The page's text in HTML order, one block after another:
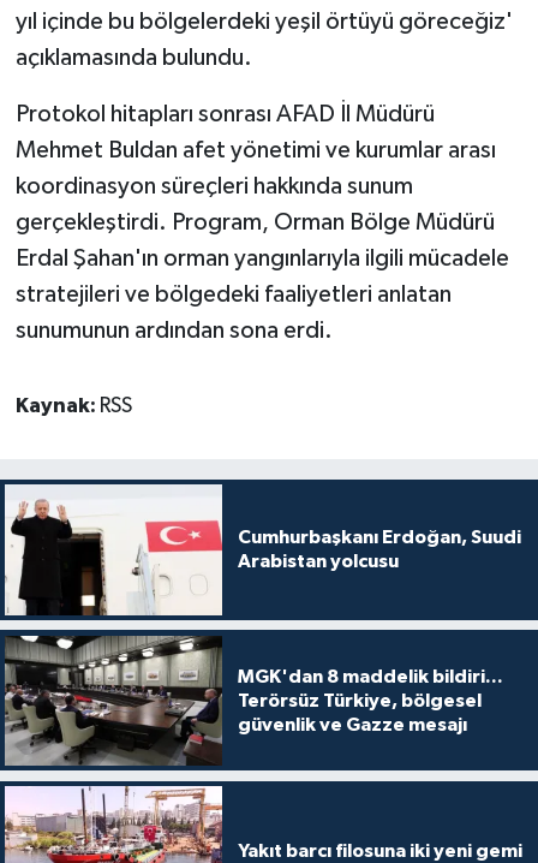
yıl içinde bu bölgelerdeki yeşil örtüyü göreceğiz'
açıklamasında bulundu.
Protokol hitapları sonrası AFAD İl Müdürü
Mehmet Buldan afet yönetimi ve kurumlar arası
koordinasyon süreçleri hakkında sunum
gerçekleştirdi. Program, Orman Bölge Müdürü
Erdal Şahan'ın orman yangınlarıyla ilgili mücadele
stratejileri ve bölgedeki faaliyetleri anlatan
sunumunun ardından sona erdi.
Kaynak: RSS
Cumhurbaşkanı Erdoğan, Suudi
Arabistan yolcusu
MGK'dan 8 maddelik bildiri...
Terörsüz Türkiye, bölgesel
güvenlik ve Gazze mesajı
Yakıt barcı filosuna iki yeni gemi